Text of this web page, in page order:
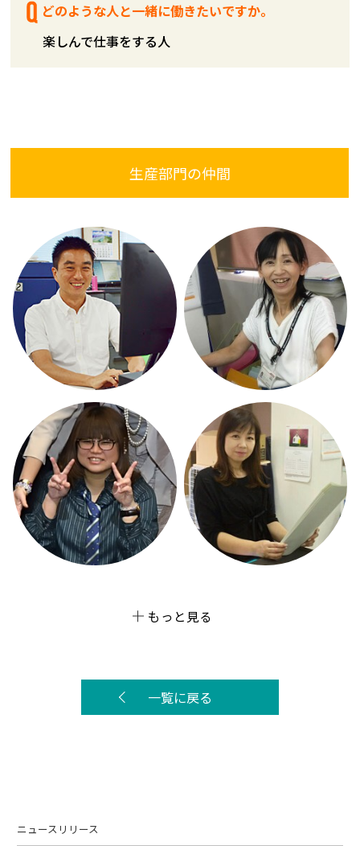
どのような人と一緒に働きたいですか。
楽しんで仕事をする人
生産部門の仲間
もっと見る
一覧に戻る
ニュースリリース